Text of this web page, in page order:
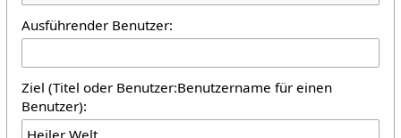
Ausführender Benutzer:
Ziel (Titel oder Benutzer:Benutzername für einen
Benutzer):